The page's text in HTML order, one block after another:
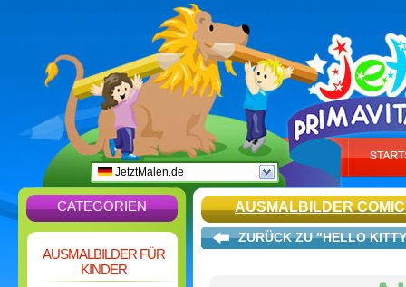
JetztMalen.de
CATEGORIEN
AUSMALBILDER FÜR
KINDER
AUSMALBILDER
ZURÜCK ZU "HELLO